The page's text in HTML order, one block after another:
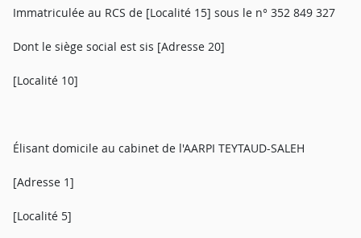
Immatriculée au RCS de [Localité 15] sous le n° 352 849 327
Dont le siège social est sis [Adresse 20]
[Localité 10]
Élisant domicile au cabinet de l'AARPI TEYTAUD-SALEH
[Adresse 1]
[Localité 5]